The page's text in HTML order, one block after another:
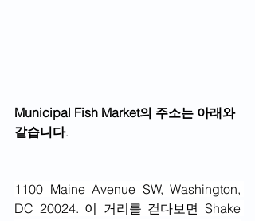
Municipal Fish Market의 주소는 아래와
같습니다.
1100 Maine Avenue SW, Washington,
DC 20024. 이 거리를 걷다보면 Shake